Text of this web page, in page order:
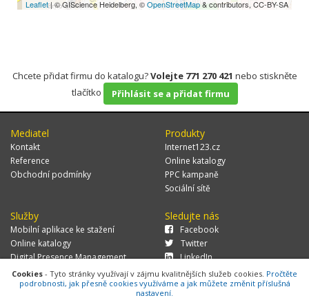
Leaflet| © GIScience Heidelberg, ©OpenStreetMap& contributors, CC-BY-SA
Chcete přidat firmu do katalogu?Volejte 771 270 421 nebo stiskněte
tlačítko
Přihlásit se a přidat firmu
Mediatel
Kontakt
Reference
Obchodní podmínky
Produkty
Internet123.cz
Online katalogy
PPC kampaně
Sociální sítě
Služby
Mobilní aplikace ke stažení
Online katalogy
Digital Presence Management
Více zákazníků
Sledujte nás
Facebook
Twitter
LinkedIn
Cookies - Tyto stránky využívají v zájmu kvalitnějších služeb cookies. Pročtěte
podrobnosti, jak přesně cookies využíváme a jak můžete změnit příslušná
nastavení.